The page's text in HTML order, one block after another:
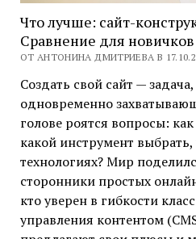
Что лучше: сайт-
Сравнение для новичков
ОТ АНТОНИНА ДМИТРИЕВА В
Создать свой сайт —
одновременно
голове роятся вопросы:
какой инструмент
технологиях? Мир
сторонники простых
кто уверен в гибкости
управления контентом